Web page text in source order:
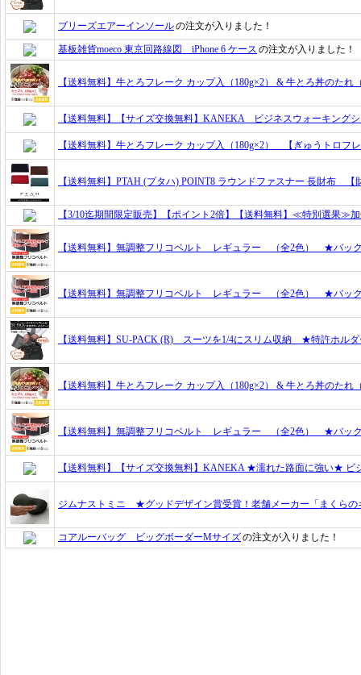
ブリーズエアーインソールの注文が入りました！
基板雑貨moeco 東京回路線図 iPhone 6 ケース の注文が入りました！
【送料無料】牛とろフレーク カップ入（180g×2） & 牛とろ丼のた
【送料無料】【サイズ交換無料】KANEKA ビジネスウォーキン
【送料無料】牛とろフレーク カップ入（180g×2） 【ぎゅうトロフ
【送料無料】PTAH (プタハ) POINT8 ラウンドファスナー 長財布
【3/10迄期間限定販売】【ポイント2倍】【送料無料】≪特別選果≫
【送料無料】無調整フリコベルト レギュラー （全2色） ★バッ
【送料無料】無調整フリコベルト レギュラー （全2色） ★バッ
【送料無料】SU-PACK (R) スーツを1/4にスリム収納 ★特許ホ
【送料無料】牛とろフレーク カップ入（180g×2） & 牛とろ丼のた
【送料無料】無調整フリコベルト レギュラー （全2色） ★バッ
【送料無料】【サイズ交換無料】KANEKA ★濡れた路面に強い★
ジムナストミニ ★グッドデザイン賞受賞！老舗メーカー「まくら
コアルーバッグ ビッグボーダーMサイズの注文が入りました！